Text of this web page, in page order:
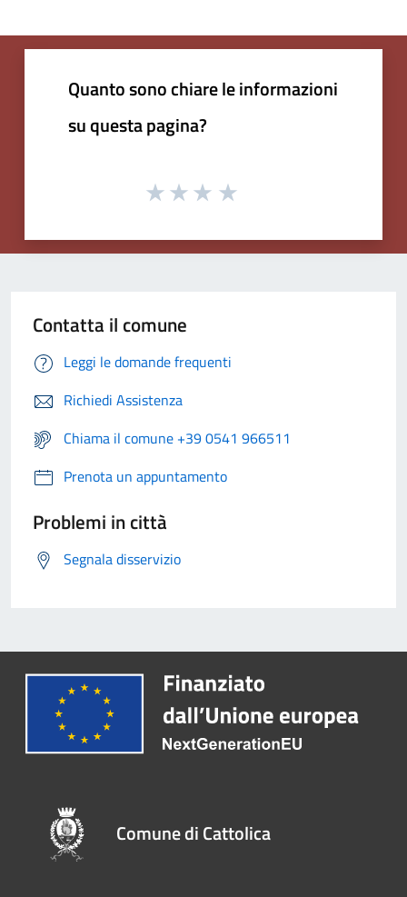
Quanto sono chiare le informazioni
su questa pagina?
Contatta il comune
Leggi le domande frequenti
Richiedi Assistenza
Chiama il comune +39 0541 966511
Prenota un appuntamento
Problemi in città
Segnala disservizio
Comune di Cattolica